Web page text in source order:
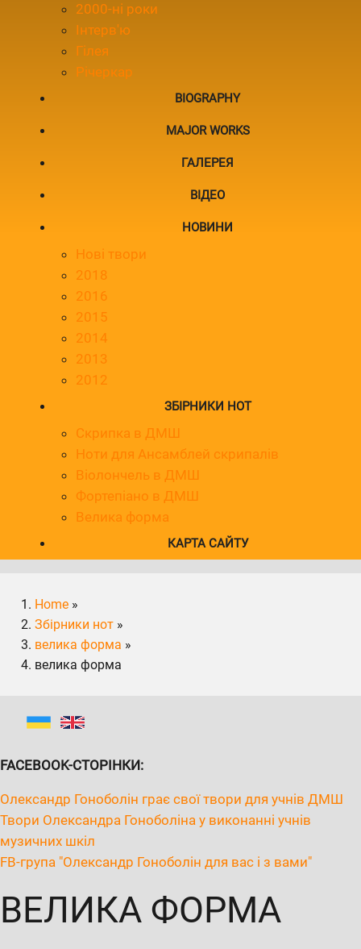
2000-ні роки
Інтерв'ю
Гілея
Річеркар
BIOGRAPHY
MAJOR WORKS
ГАЛЕРЕЯ
ВІДЕО
НОВИНИ
Нові твори
2018
2016
2015
2014
2013
2012
ЗБІРНИКИ НОТ
Скрипка в ДМШ
Ноти для Ансамблей скрипалів
Віолончель в ДМШ
Фортепіано в ДМШ
Велика форма
КАРТА САЙТУ
Home»
Збірники нот»
велика форма »
велика форма
FACEBOOK-СТОРІНКИ:
Олександр Гоноболін грає свої твори для учнів ДМШ
Твори Олександра Гоноболіна у виконанні учнів
музичних шкіл
FB-група "Олександр Гоноболін для вас і з вами"
ВЕЛИКА ФОРМА